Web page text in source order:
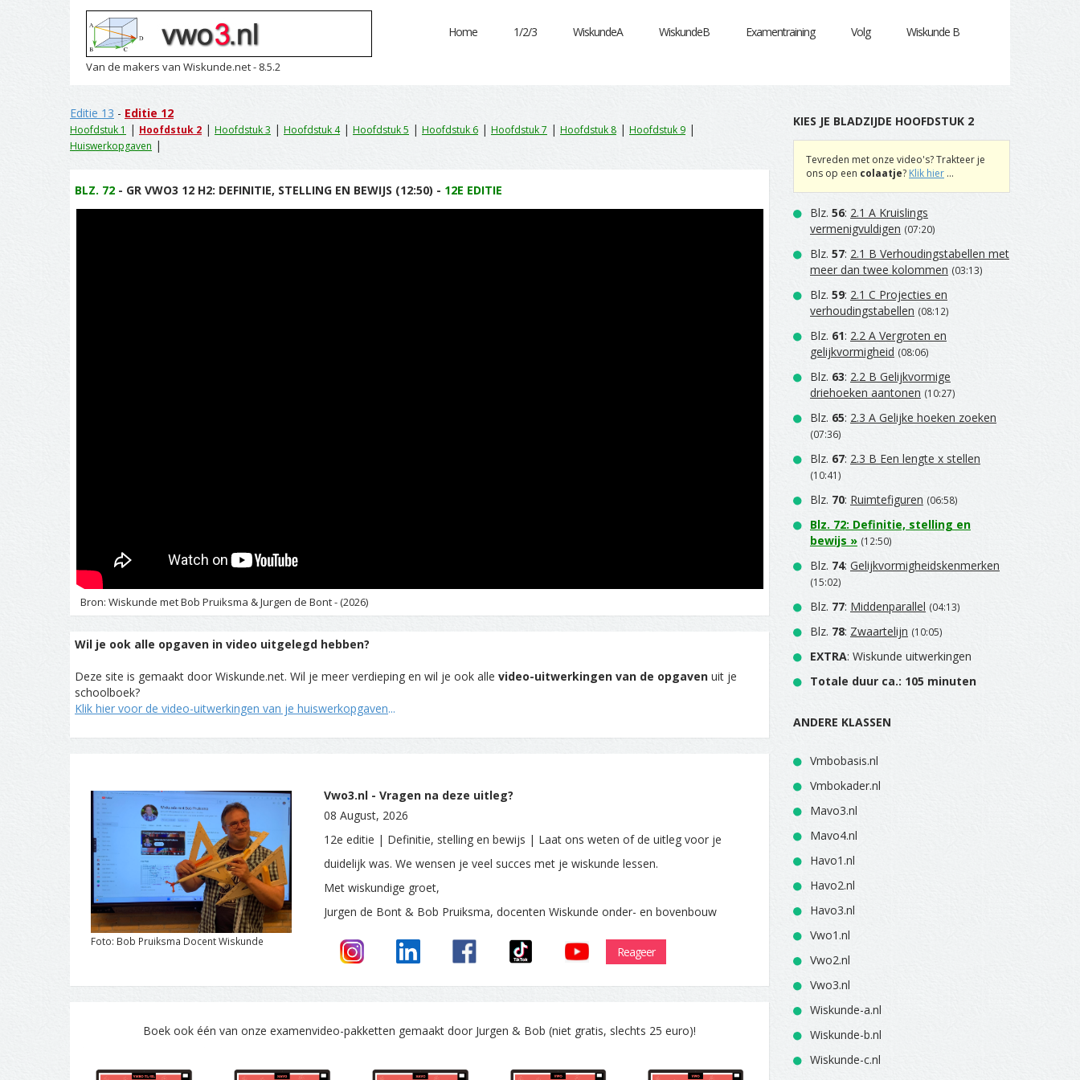
Van de makers van Wiskunde.net - 8.5.2
Home 1/2/3 WiskundeA WiskundeB Examentraining Volg Wiskunde B
Editie 13 - Editie 12
Hoofdstuk 1 | Hoofdstuk 2 | Hoofdstuk 3 | Hoofdstuk 4| Hoofdstuk 5 | Hoofdstuk 6 | Hoofdstuk 7 | Hoofdstuk 8 | Hoofdstuk 9 |
Huiswerkopgaven |
BLZ. 72 - GR VWO3 12 H2: DEFINITIE, STELLING EN BEWIJS (12:50) - 12E EDITIE
Bron: Wiskunde met Bob Pruiksma & Jurgen de Bont - (2026)
Wil je ook alle opgaven in video uitgelegd hebben?
Deze site is gemaakt door Wiskunde.net. Wil je meer verdieping en wil je ook alle video-uitwerkingen van de opgaven uit je
schoolboek?
Klik hier voor de video-uitwerkingen van je huiswerkopgaven...
Foto: Bob Pruiksma Docent Wiskunde
Vwo3.nl - Vragen na deze uitleg?
08 August, 2026
12e editie | Definitie, stelling en bewijs | Laat ons weten of de uitleg voor je
duidelijk was. We wensen je veel succes met je wiskunde lessen.
Met wiskundige groet,
Jurgen de Bont & Bob Pruiksma, docenten Wiskunde onder- en bovenbouw
Reageer
Boek ook één van onze examenvideo-pakketten gemaakt door Jurgen & Bob (niet gratis, slechts 25 euro)!
KIES JE BLADZIJDE HOOFDSTUK 2
Tevreden met onze video's? Trakteer je
ons op een colaatje? Klik hier ...
Blz. 56: 2.1 A Kruislings
vermenigvuldigen (07:20)
Blz. 57: 2.1 B Verhoudingstabellen met
meer dan twee kolommen (03:13)
Blz. 59: 2.1 C Projecties en
verhoudingstabellen (08:12)
Blz. 61: 2.2 A Vergroten en
gelijkvormigheid (08:06)
Blz. 63: 2.2 B Gelijkvormige
driehoeken aantonen (10:27)
Blz. 65: 2.3 A Gelijke hoeken zoeken
(07:36)
Blz. 67: 2.3 B Een lengte x stellen
(10:41)
Blz. 70: Ruimtefiguren (06:58)
Blz. 72: Definitie, stelling en
bewijs » (12:50)
Blz. 74: Gelijkvormigheidskenmerken
(15:02)
Blz. 77: Middenparallel (04:13)
Blz. 78: Zwaartelijn (10:05)
EXTRA: Wiskunde uitwerkingen
Totale duur ca.: 105 minuten
ANDERE KLASSEN
Vmbobasis.nl
Vmbokader.nl
Mavo3.nl
Mavo4.nl
Havo1.nl
Havo2.nl
Havo3.nl
Vwo1.nl
Vwo2.nl
Vwo3.nl
Wiskunde-a.nl
Wiskunde-b.nl
Wiskunde-c.nl